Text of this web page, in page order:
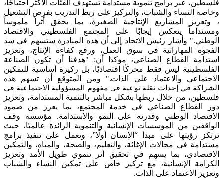
فلسطين، عبر برامج تنموية مستدامة تستهدف الفئات الأكثر احتياجًا،
وخاصة النساء والشباب، والتركيز على ربط التدريب بفرص التشغيل
، وتعزيز المشاريع الإنتاجية الصغيرة، بما يحقق أثراً ملموساً
ومستداماً ينعكس إيجابًا على المجتمع الفلسطيني والاقتصاد
الوطني." وأشار رئيس الاتحاد إلى أن هذه المبادرة ستسهم في سد
الفجوة المهاراتية في سوق العمل، ورفع كفاءة الإنتاج، وتعزيز
استدامة القطاع الصناعي، مؤكدًا أن: "هدفنا أن تكون الصناعة
الفلسطينية ليس فقط محركًا اقتصاديًا، بل ركيزة أساسية للتمكين
الاجتماعي والاعتماد على الذات." ومن المتوقع أن تسهم هذه
الشراكة في إحداث نقلة نوعية في مفهوم المسؤولية الاجتماعية في
فلسطين، من خلال ربطها بشكل مباشر بالتنمية المستدامة، وتعزيز
دور القطاع الصناعي في خدمة المجتمع، بما يعزز من صمود
الاقتصاد الوطني وقدرته على النمو والاستدامة. مؤسسة وقف
الواقفين من المؤسسات الإنسانية والتنموية الرائدة عالميًا، حيث
ترتكز رؤيتها على مبدأ “الإنسان أولًا”، وتعمل على تنفيذ برامج
مستدامة في مجالات الإغاثة، والتعليم، والصحة، والمياه، والتمكين
الاقتصادي، بما يسهم في تحقيق أثر تنموي طويل الأمد وتعزيز
الكرامة الإنسانية، مع تركيز خاص على تمكين النساء والشباب
وتعزيز الاعتماد على الذات.